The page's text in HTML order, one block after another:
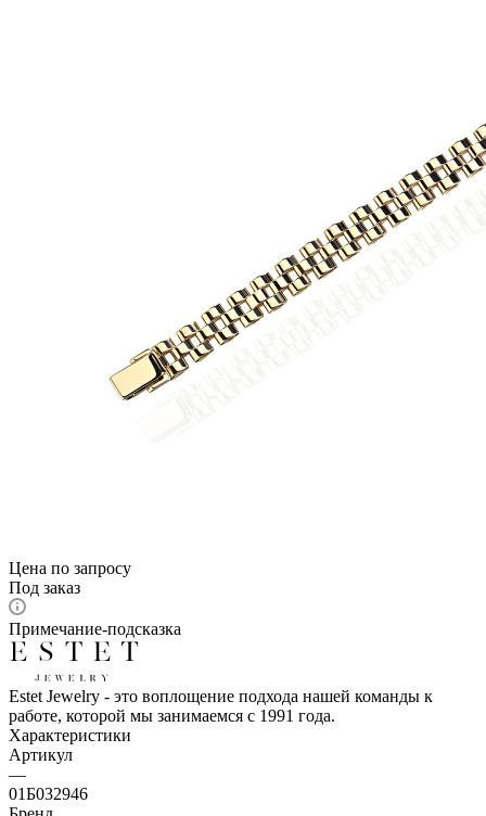
Цена по запросу
Под заказ
Примечание-подсказка
Estet Jewelry - это воплощение подхода нашей команды к
работе, которой мы занимаемся с 1991 года.
Характеристики
Артикул
—
01Б032946